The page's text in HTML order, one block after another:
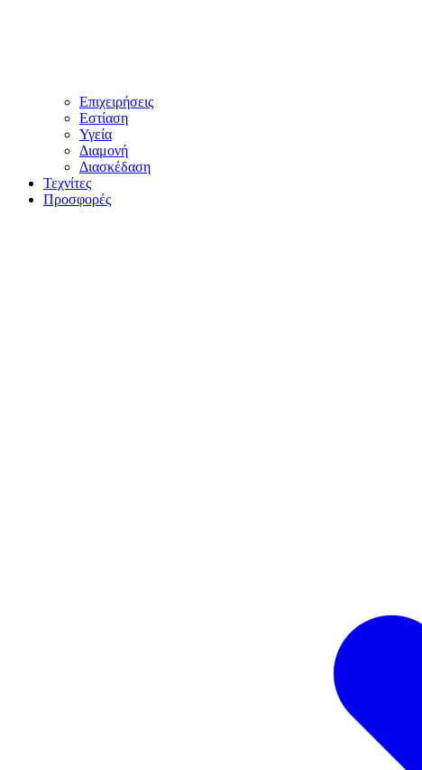
Επιχειρήσεις
Εστίαση
Υγεία
Διαμονή
Διασκέδαση
Τεχνίτες
Προσφορές